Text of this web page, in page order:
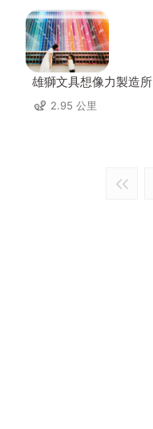
雄獅文具想像力製造所
2.95 公里